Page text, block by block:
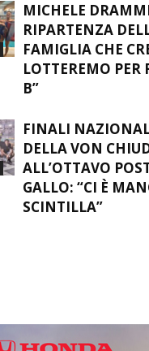
MICHELE
RIPARTENZA
FAMIGLIA CHE
LOTTEREMO PER
B”
FINALI
DELLA VON
ALL’OTTAVO
GALLO: “CI È
SCINTILLA”